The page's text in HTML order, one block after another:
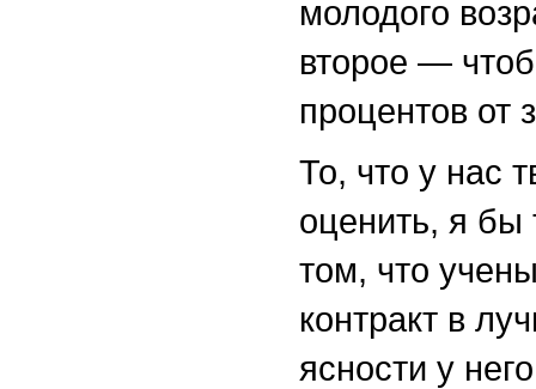
молодого
второе —
процентов от
То, что у нас
оценить, я бы
том, что
контракт в
ясности у